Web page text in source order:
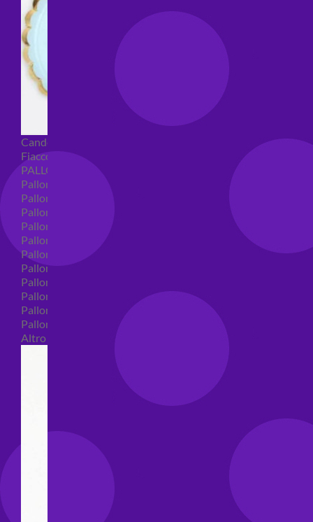
Candeline compleanno
Fiaccole
PALLONCINI
Palloncini in lattice
Palloncini in lattice monocolore
Palloncini in lattice monocolore dimensione 5"
Palloncini in lattice monocolore dimensione 10"
Palloncini in lattice monocolore dimensione 12"
Palloncini in lattice monocolore dimensione 16"
Palloncini in lattice decorati
Palloncini in lattice decorati dimensione 5"
Palloncini in lattice decorati dimensione 10"
Palloncini in lattice decorati dimensione 12"
Palloncini in lattice decorati dimensione 16"
Altro